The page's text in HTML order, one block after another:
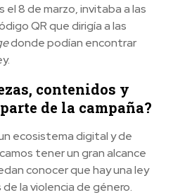
8 de marzo, invitaba a las
QR que dirigía a las
donde podían encontrar
contenidos y
de la campaña?
ecosistema digital y de
tener un gran alcance
conocer que hay una ley
la violencia de género.